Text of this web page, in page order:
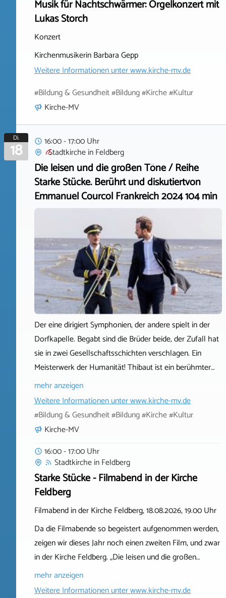
Musik für Nachtschwärmer: Orgelkonzert mit
Lukas Storch
Konzert
Kirchenmusikerin Barbara Gepp
Weitere Informationen unterwww.kirche-mv.de
#Bildung & Gesundheit #Bildung #Kirche #Kultur
Kirche-MV
Di.
18
16:00 - 17:00 Uhr
StadtkircheinFeldberg
Die leisen und die großen Töne / Reihe
Starke Stücke. Berührt und diskutiertvon
Emmanuel Courcol Frankreich 2024 104 min
Der eine dirigiert Symphonien, der andere spielt in der
Dorfkapelle. Begabt sind die Brüder beide, der Zufall hat
sie in zwei Gesellschaftsschichten verschlagen. Ein
Meisterwerk der Humanität! Thibaut ist ein berühmter…
mehr anzeigen
Weitere Informationen unterwww.kirche-mv.de
#Bildung & Gesundheit #Bildung #Kirche #Kultur
Kirche-MV
16:00 - 17:00 Uhr
StadtkircheinFeldberg
Starke Stücke - Filmabend in der Kirche
Feldberg
Filmabend in der Kirche Feldberg, 18.08.2026, 19.00 Uhr
Da die Filmabende so begeistert aufgenommen werden,
zeigen wir dieses Jahr noch einen zweiten Film, und zwar
in der Kirche Feldberg. „Die leisen und die großen…
mehr anzeigen
Weitere Informationen unterwww.kirche-mv.de